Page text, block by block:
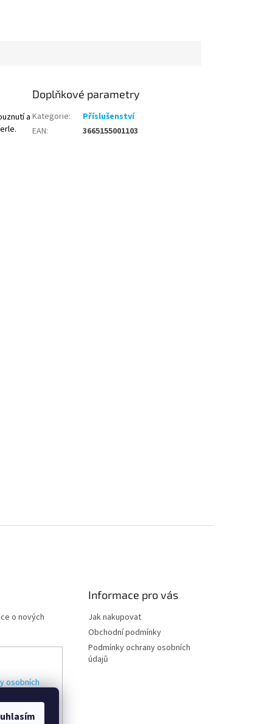
a
Doplňkové parametry
Kategorie:
Příslušenství
EAN: 3665155001103
o nových
osobních
Informace pro vás
Jak nakupovat
Obchodní podmínky
Podmínky ochrany osobních
údajů